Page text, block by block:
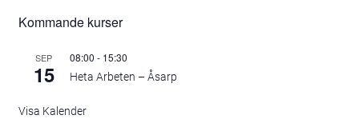
Välkommen
Kommande kurser
SEP
15
08:00 - 15:30
Heta Arbeten – Åsarp
Visa Kalender